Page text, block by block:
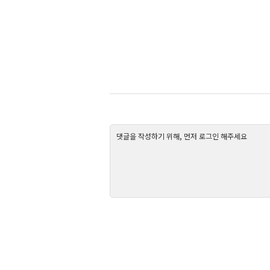
댓글을 작성하기 위해, 먼저 로그인 해주세요